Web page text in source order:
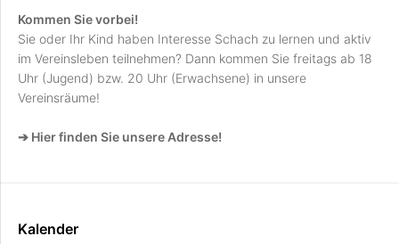
Kommen Sie vorbei!
Sie oder Ihr Kind haben Interesse Schach zu lernen und aktiv
im Vereinsleben teilnehmen? Dann kommen Sie freitags ab 18
Uhr (Jugend) bzw. 20 Uhr (Erwachsene) in unsere
Vereinsräume!
➔ Hier finden Sie unsere Adresse!
Kalender